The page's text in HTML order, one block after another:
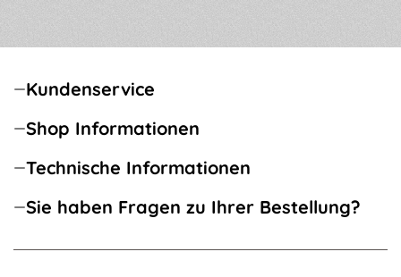
Kundenservice
Shop Informationen
Technische Informationen
Sie haben Fragen zu Ihrer Bestellung?